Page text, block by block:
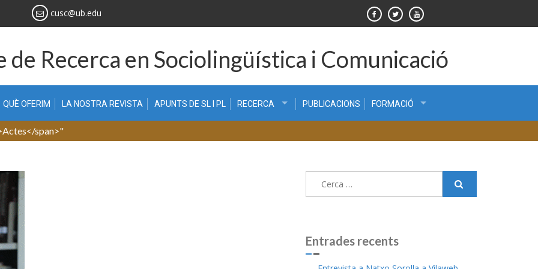
cusc@ub.edu
de Recerca en Sociolingüística i Comunicació
QUÈ OFERIM LA NOSTRA REVISTA APUNTS DE SL I PL RECERCA PUBLICACIONS FORMACIÓ
span>"
Entrades recents